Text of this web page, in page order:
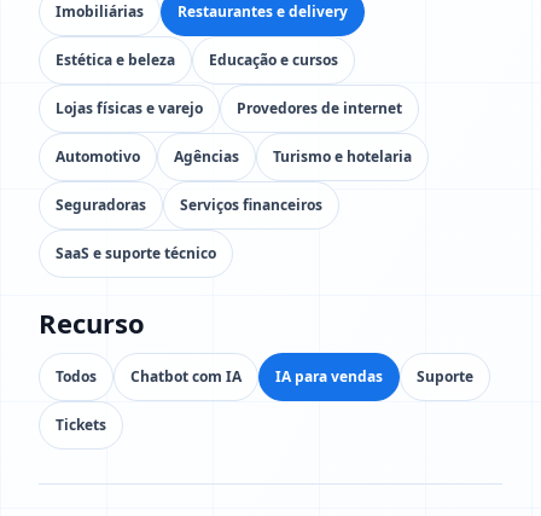
Imobiliárias Restaurantes e delivery
Estética e beleza Educação e cursos
Lojas físicas e varejo Provedores de internet
Automotivo Agências Turismo e hotelaria
Seguradoras Serviços financeiros
SaaS e suporte técnico
Recurso
Todos Chatbot com IA IA para vendas Suporte
Tickets